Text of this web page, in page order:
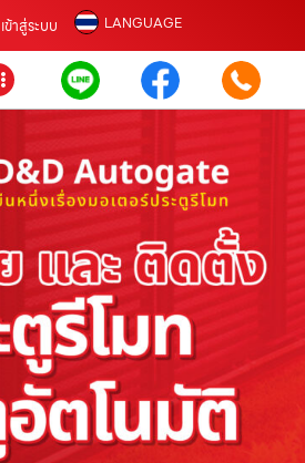
เข้าสู่ระบบ LANGUAGE